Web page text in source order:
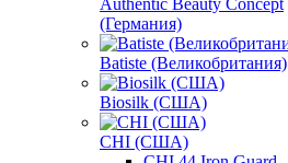
Authentic Beauty Concept
(Германия)
Batiste (Великобритания)
Biosilk (США)
CHI (США)